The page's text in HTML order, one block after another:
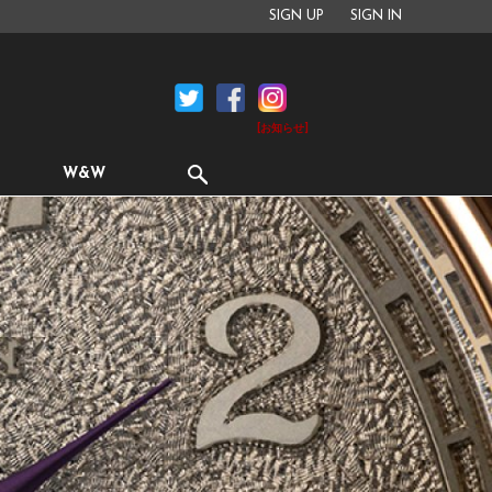
SIGN UP SIGN IN
[お知らせ]
W&W